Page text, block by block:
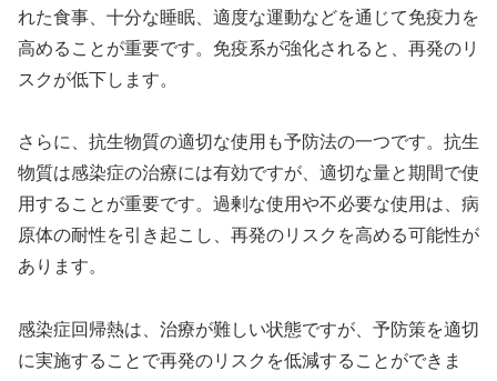
れた食事、十分な睡眠、適度な運動などを通じて免疫力を
高めることが重要です。免疫系が強化されると、再発のリ
スクが低下します。
さらに、抗生物質の適切な使用も予防法の一つです。抗生
物質は感染症の治療には有効ですが、適切な量と期間で使
用することが重要です。過剰な使用や不必要な使用は、病
原体の耐性を引き起こし、再発のリスクを高める可能性が
あります。
感染症回帰熱は、治療が難しい状態ですが、予防策を適切
に実施することで再発のリスクを低減することができま